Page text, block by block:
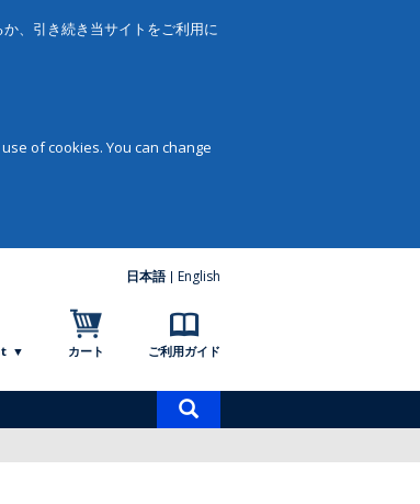
、引き続き当サイトをご利用に
of cookies. You can change
日本語 English
カート ご利用ガイド